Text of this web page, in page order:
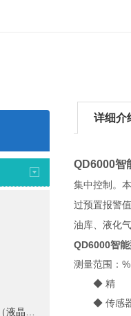
详细介
QD6000智
集中控制。
过预置报警
油库、液化
QD6000智
测量范围：
◆ 精 度
◆ 传感器